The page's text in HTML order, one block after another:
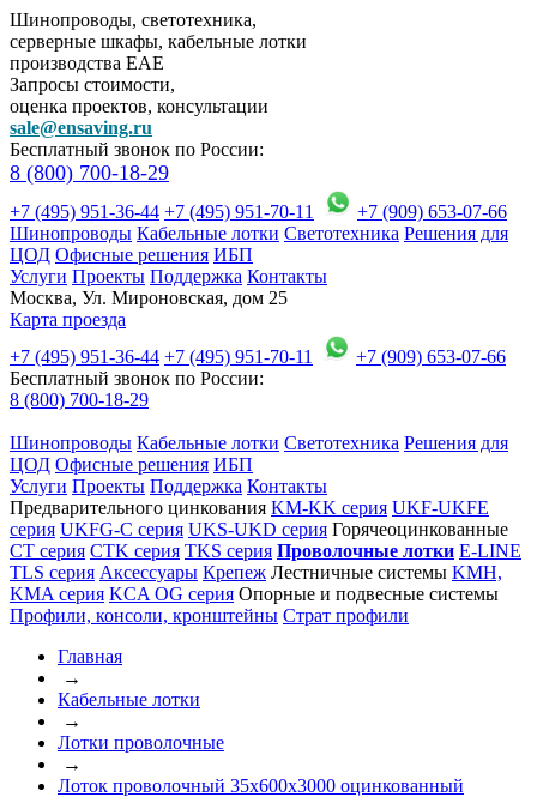
Шинопроводы, светотехника,
серверные шкафы, кабельные лотки
производства EAE
Запросы стоимости,
оценка проектов, консультации
sale@ensaving.ru
Бесплатный звонок по России:
8 (800) 700-18-29
+7 (495) 951-36-44 +7 (495) 951-70-11
+7 (909) 653-07-66
Шинопроводы Кабельные лотки Светотехника Решения для
ЦОД Офисные решения ИБП
Услуги Проекты Поддержка Контакты
Москва, Ул. Мироновская, дом 25
Карта проезда
+7 (495) 951-36-44 +7 (495) 951-70-11
+7 (909) 653-07-66
Бесплатный звонок по России:
8 (800) 700-18-29
Шинопроводы Кабельные лотки Светотехника Решения для
ЦОД Офисные решения ИБП
Услуги Проекты Поддержка Контакты
Предварительного цинкования KM-KK серия UKF-UKFE
серия UKFG-C серия UKS-UKD серия Горячеоцинкованные
CT серия CTK серия TKS серия Проволочные лотки E-LINE
TLS серия Аксессуары Крепеж Лестничные системы KMH,
KMA серия KCA OG серия Опорные и подвесные системы
Профили, консоли, кронштейны Страт профили
Главная
→
Кабельные лотки
→
Лотки проволочные
→
Лоток проволочный 35x600x3000 оцинкованный